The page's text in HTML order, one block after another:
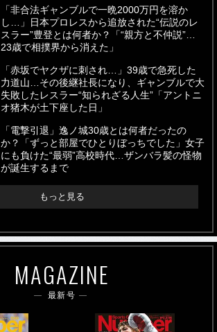
「非合法ギャンブルで一晩2000万円を溶か
し…」日本プロレスから追放された“伝説のレ
スラー”豊登とは何者か？「“親方と不仲説”…
23歳で相撲界から消えた」
「赤坂でヤクザに刺され…」39歳で急死した
力道山…その後継社長になり、ギャンブルで大
失敗したレスラー“知られざる人生”「アントニ
オ猪木が土下座した日」
「電撃引退」逸ノ城30歳とは何者だったの
か？「ずっと部屋でひとりぼっちでした」女子
にも負けた“最弱”高校時代…ザンバラ髪の怪物
が誕生するまで
もっと見る
MAGAZINE
最新号